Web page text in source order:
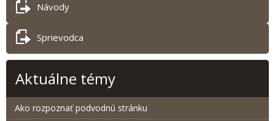
Návody
Sprievodca
Aktuálne témy
Ako rozpoznať podvodnú stránku